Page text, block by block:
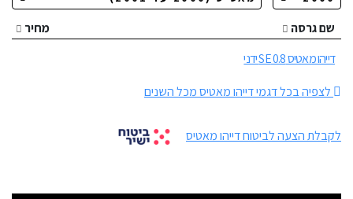
שם גרסה
מחיר
דייהו מאטיס 0.8 SE ידני
לצפיה בכל דגמי דייהו מאטיס מכל השנים
לקבלת הצעה לביטוח דייהו מאטיס